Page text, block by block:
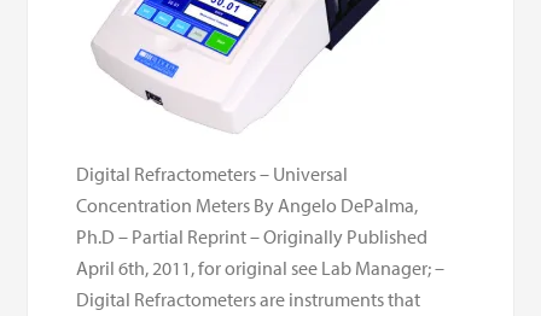
Digital Refractometers – Universal
Concentration Meters By Angelo DePalma,
Ph.D – Partial Reprint – Originally Published
April 6th, 2011, for original see Lab Manager; –
Digital Refractometers are instruments that